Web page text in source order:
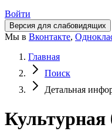
Войти
Версия для слабовидящих
Мы в Вконтакте,
Главная
Поиск
Детальная
Культурная